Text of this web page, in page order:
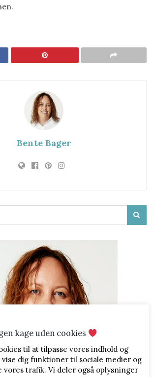
Bente Bager
kage uden cookies
til at tilpasse vores indhold og
dig funktioner til sociale medier og
vores trafik. Vi deler også oplysninger